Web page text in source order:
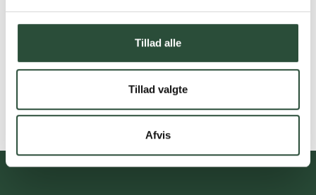
Tillad alle
Tillad valgte
Afvis